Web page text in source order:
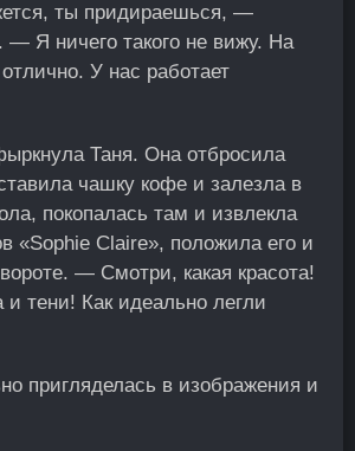
ты придираешься, —
— Я ничего такого не вижу. На
У нас работает
Таня. Она отбросила
чашку кофе и залезла в
покопалась там и извлекла
«Sophie Claire», положила его и
— Смотри, какая красота!
и тени! Как идеально легли
пригляделась в изображения и